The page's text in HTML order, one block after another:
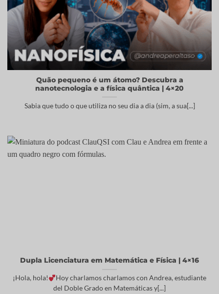
Quão pequeno é um átomo? Descubra a
nanotecnologia e a física quântica | 4×20
Sabia que tudo o que utiliza no seu dia a dia (sim, a sua[...]
Dupla Licenciatura em Matemática e Física | 4×16
¡Hola, hola!
Hoy charlamos charlamos con Andrea, estudiante
del Doble Grado en Matemáticas y[...]